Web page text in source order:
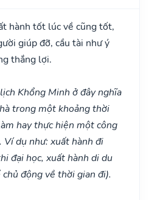
hành tốt lúc về cũng tốt,
giúp đỡ, cầu tài như ý
thắng lợi.
Khổng Minh ở đây nghĩa
trong một khoảng thời
hay thực hiện một công
Ví dụ như: xuất hành đi
đại học, xuất hành di du
động về thời gian đi).